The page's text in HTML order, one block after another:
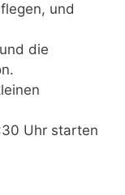
und
die
Uhr starten